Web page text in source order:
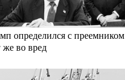
определился с преемником
же во вред